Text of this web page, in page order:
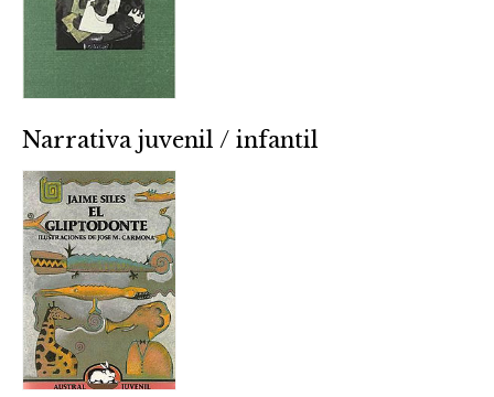
Narrativa juvenil / infantil